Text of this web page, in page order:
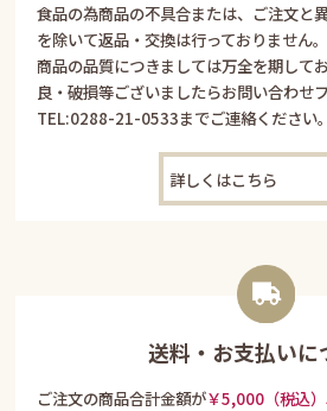
食品の為商品の不具合または、ご注文と
を除いて返品・交換は行っておりません。
商品の品質につきましては万全を期して
良・破損等ございましたらお問い合わせ
TEL:0288-21-0533までご連絡ください。
詳しくはこちら
送料・お支払いに
ご注文の商品合計金額が￥5,000（税込